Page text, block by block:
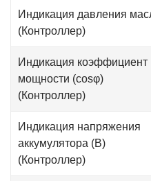
Индикация давления
(Контроллер)
Индикация коэффициент
мощности (cosφ)
(Контроллер)
Индикация напряжения
аккумулятора (В)
(Контроллер)